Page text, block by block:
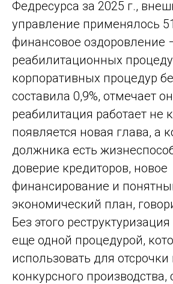
Федресурса за 2025 г.,
управление применялось
финансовое оздоровление
реабилитационных
корпоративных процедур
составила 0,9%, отмечает
реабилитация работает не
появляется новая глава, а
должника есть
доверие кредиторов, новое
финансирование и
экономический план,
Без этого
еще одной процедурой,
использовать для
конкурсного производства,